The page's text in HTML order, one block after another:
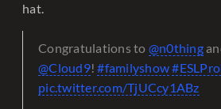
hat.
Congratulations to @n0thing
@Cloud9!#familyshow
pic.twitter.com/TjUCcy1ABz